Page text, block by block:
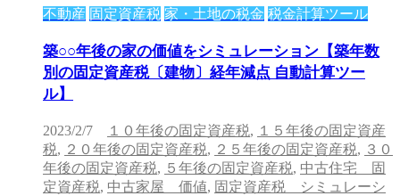
不動産 固定資産税 家・土地の税金 税金計算ツール
築○○年後の家の価値をシミュレーション【築年数
別の固定資産税〔建物〕経年減点 自動計算ツー
ル】
2023/2/7 １０年後の固定資産税, １５年後の固定資産
税, ２０年後の固定資産税, ２５年後の固定資産税, ３０
年後の固定資産税, ５年後の固定資産税, 中古住宅 固
定資産税, 中古家屋 価値, 固定資産税 シミュレーシ